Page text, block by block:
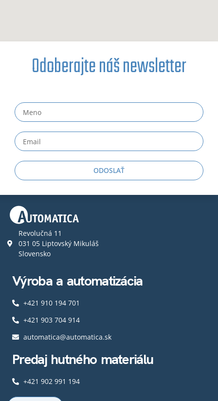
Revolučná 11
031 05 Liptovský Mikuláš
Slovensko
Výroba a automatizácia
+421 910 194 701
+421 903 704 914​
automatica@automatica.sk
Predaj hutného materiálu​
+421 902 991 194
Odoberajte náš newsletter
ODOSLAŤ